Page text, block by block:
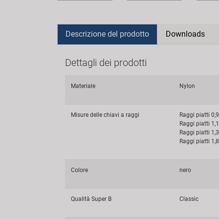
Descrizione del prodotto Downloads
Dettagli dei prodotti
Materiale Nylon
Misure delle chiavi a raggi
Raggi piatti
Raggi piatti
Raggi piatti
Raggi piatti
Colore nero
Qualità Super B Classic